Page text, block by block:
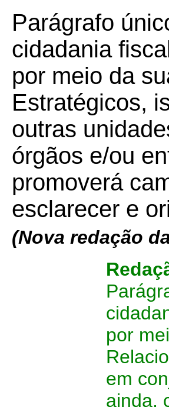
Parágrafo
cidadania
por meio da
Estratégicos,
outras
órgãos e/ou
promoverá
esclarecer e
(Nova redação
por
em
ainda,